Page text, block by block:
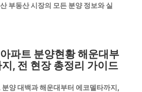
부동산 시장의 모든 분양 정보와 실
파트 분양현황 해운대부
, 전 현장 총정리 가이드
양 대백과 해운대부터 에코델타까지,